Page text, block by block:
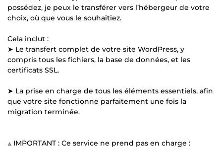
possédez, je peux le transférer vers l’hébergeur de votre
choix, où que vous le souhaitiez.
Cela inclut :
➤ Le transfert complet de votre site WordPress, y
compris tous les fichiers, la base de données, et les
certificats SSL.
➤ La prise en charge de tous les éléments essentiels, afin
que votre site fonctionne parfaitement une fois la
migration terminée.
⟁ IMPORTANT : Ce service ne prend pas en charge :